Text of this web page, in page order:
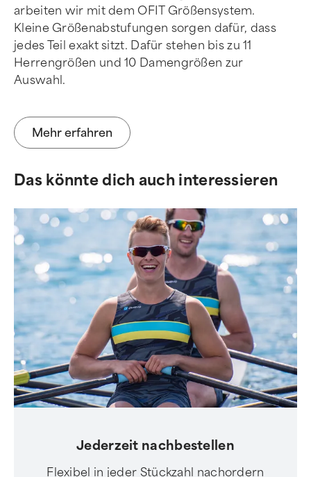
arbeiten wir mit dem OFIT Größensystem.
Kleine Größenabstufungen sorgen dafür, dass
jedes Teil exakt sitzt. Dafür stehen bis zu 11
Herrengrößen und 10 Damengrößen zur
Auswahl.
Mehr erfahren
Das könnte dich auch interessieren
Jederzeit nachbestellen
Flexibel in jeder Stückzahl nachordern